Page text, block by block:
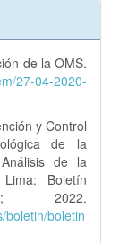
de la OMS.
27-04-2020-
y Control
de la
de la
Boletín
2022.
boletin/boletin